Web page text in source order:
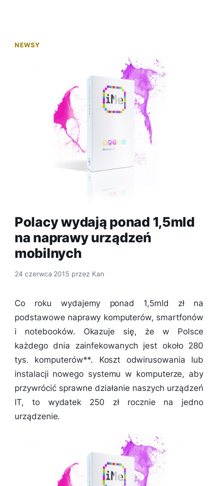
NEWSY
Polacy wydają ponad 1,5mld
na naprawy urządzeń
mobilnych
24 czerwca 2015 przez Kan
Co roku wydajemy ponad 1,5mld zł na
podstawowe naprawy komputerów, smartfonów
i notebooków. Okazuje się, że w Polsce
każdego dnia zainfekowanych jest około 280
tys. komputerów**. Koszt odwirusowania lub
instalacji nowego systemu w komputerze, aby
przywrócić sprawne działanie naszych urządzeń
IT, to wydatek 250 zł rocznie na jedno
urządzenie.